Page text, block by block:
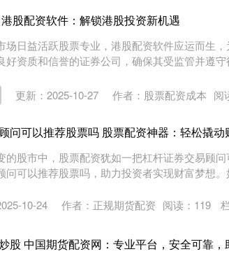
股配资软件：解锁港股投资新机遇
场日益活跃股票专业，港股配资软件应运而生，
好资质和信誉的证券公司，确保其受监管并遵
更新：2025-10-27 作者：股票配资成本 阅
问可以推荐股票吗 股票配资神器：轻松撬
的股市中，股票配资犹如一把杠杆证券交易顾
问可以推荐股票吗，助力投资者实现财富梦想
10-24 作者：正规期货配资 阅读： 119
股 中国期货配资网：专业平台，安全可靠